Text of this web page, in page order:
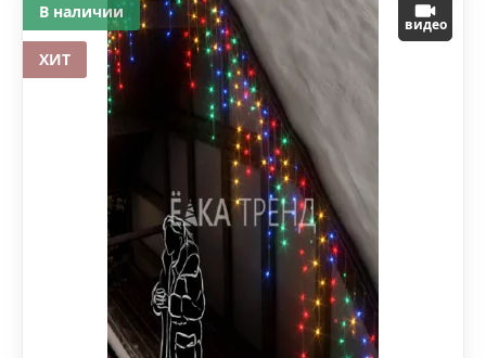
видео
В наличии
ХИТ